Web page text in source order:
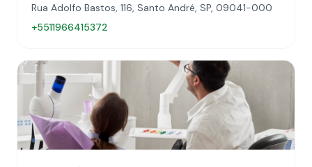
Rua Adolfo Bastos, 116, Santo André, SP, 09041-000
+5511966415372